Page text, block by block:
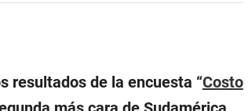
resultados de la encuesta “Costo